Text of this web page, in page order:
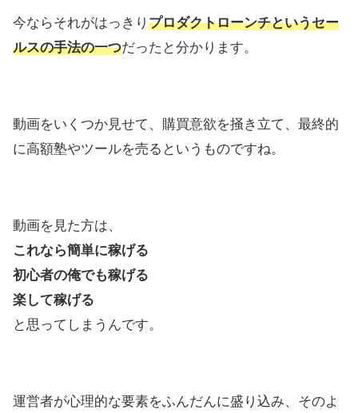
今ならそれがはっきり プロダクトローンチというセー
ルスの手法の一つだったと分かります。
動画をいくつか見せて、購買意欲を掻き立て、最終的
に高額塾やツールを売るというものですね。
動画を見た方は、
これなら簡単に稼げる
初心者の俺でも稼げる
楽して稼げる
と思ってしまうんです。
運営者が心理的な要素をふんだんに盛り込み、そのよ